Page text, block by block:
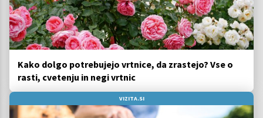
Kako dolgo potrebujejo vrtnice, da zrastejo? Vse o
rasti, cvetenju in negi vrtnic
VIZITA.SI